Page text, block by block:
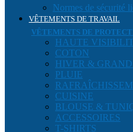
Normes de sécurité
VÊTEMENTS DE TRAVAIL
VÊTEMENTS DE
HAUTE
COTON
HIVER &
PLUIE
CUISINE
BLOUSE &
ACCESSOIRES
T-SHIRTS